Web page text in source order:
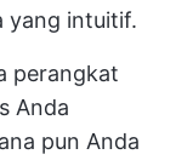
yang intuitif.
perangkat
Anda
pun Anda